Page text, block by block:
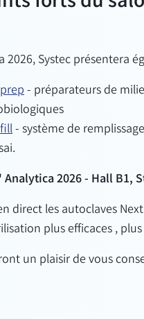
2026, Systec présentera
- préparateurs de
-système de
Analytica2026- Hall B1,
directles autoclavesNext
plus efficaces,
un plaisir de vous